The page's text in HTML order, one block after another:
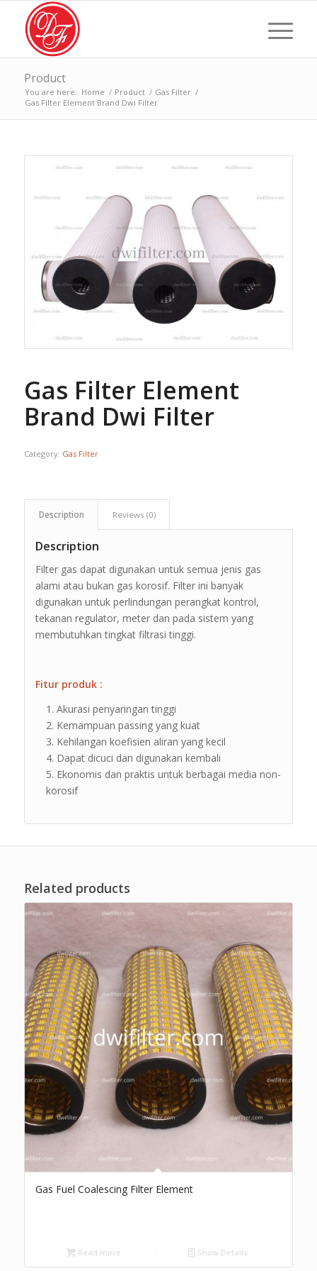
Product
You are here: Home / Product / Gas Filter /
Gas Filter Element Brand Dwi Filter
Gas Filter Element
Brand Dwi Filter
Category: Gas Filter
Description Reviews (0)
Description
Filter gas dapat digunakan untuk semua jenis gas
alami atau bukan gas korosif. Filter ini banyak
digunakan untuk perlindungan perangkat kontrol,
tekanan regulator, meter dan pada sistem yang
membutuhkan tingkat filtrasi tinggi.
Fitur produk :
Akurasi penyaringan tinggi
Kemampuan passing yang kuat
Kehilangan koefisien aliran yang kecil
Dapat dicuci dan digunakan kembali
Ekonomis dan praktis untuk berbagai media non-
korosif
Related products
Gas Fuel Coalescing Filter Element
Read more Show Details